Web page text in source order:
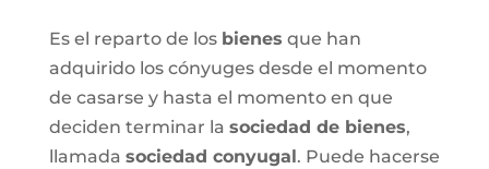
Es el reparto de los bienes que han
adquirido los cónyuges desde el momento
de casarse y hasta el momento en que
deciden terminar la sociedad de bienes,
llamada sociedad conyugal. Puede hacerse